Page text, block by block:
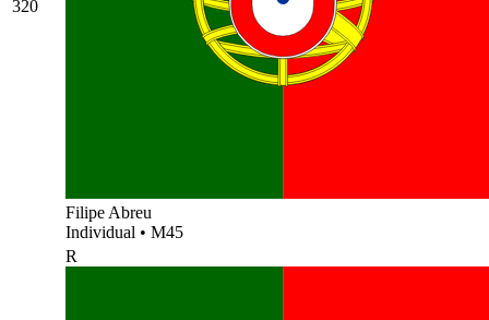
320
Filipe Abreu
Individual • M45
R